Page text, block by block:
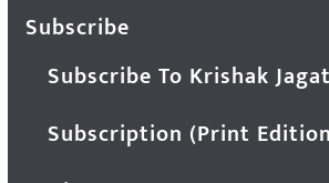
Subscribe
Subscribe To Krishak
Subscription (Print